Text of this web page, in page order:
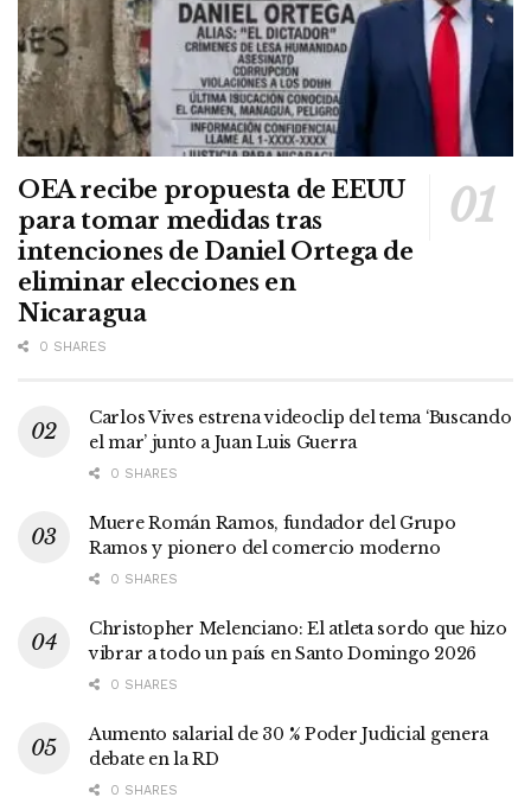
OEA recibe propuesta de EEUU
para tomar medidas tras
intenciones de Daniel Ortega de
eliminar elecciones en
Nicaragua
0 SHARES
Carlos Vives estrena videoclip del tema ‘Buscando
el mar’ junto a Juan Luis Guerra
0 SHARES
Muere Román Ramos, fundador del Grupo
Ramos y pionero del comercio moderno
0 SHARES
Christopher Melenciano: El atleta sordo que hizo
vibrar a todo un país en Santo Domingo 2026
0 SHARES
Aumento salarial de 30 % Poder Judicial genera
debate en la RD
0 SHARES